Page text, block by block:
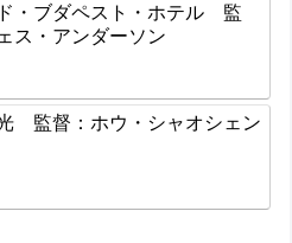
・ブダペスト・ホテル 監
ス・アンダーソン
監督：ホウ・シャオシェン